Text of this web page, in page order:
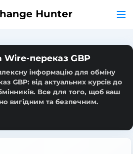
Hunter
переказ GBP
інформацію для обміну
GBP: від актуальних курсів до
Все для того, щоб ваш
вигідним та безпечним.